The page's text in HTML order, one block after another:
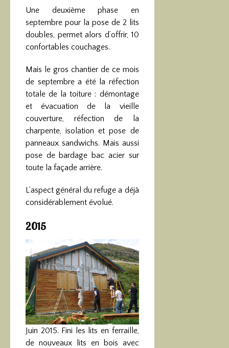
Une deuxième phase en
septembre pour la pose de 2 lits
doubles, permet alors d’offrir, 10
confortables couchages.
Mais le gros chantier de ce mois
de septembre a été la réfection
totale de la toiture : démontage
et évacuation de la vieille
couverture, réfection de la
charpente, isolation et pose de
panneaux sandwichs. Mais aussi
pose de bardage bac acier sur
toute la façade arrière.
L’aspect général du refuge a déjà
considérablement évolué.
2015
Juin 2015. Fini les lits en ferraille,
de nouveaux lits en bois avec